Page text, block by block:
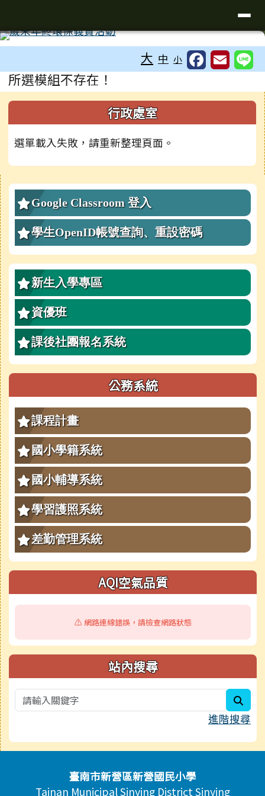
⏸
大 中 小
主內容區域
所選模組不存在！
左邊區域內容 行政處室
選單載入失敗，請重新整理頁面。
右邊區域內容
Google Classroom 登入
學生OpenID帳號查詢、重設密碼
新生入學專區
資優班
課後社團報名系統
公務系統
課程計畫
國小學籍系統
國小輔導系統
學習護照系統
差勤管理系統
AQI空氣品質
⚠️ 網路連線錯誤，請檢查網路狀態
站內搜尋
進階搜尋
頁尾區域
頁尾區域內容臺南市新營區新營國民小學
Tainan Municipal Sinying District Sinying